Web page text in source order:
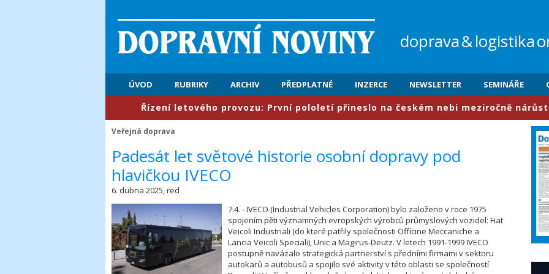
doprava&logistika
ÚVOD RUBRIKY ARCHIV PŘEDPLATNÉ INZERCE NEWSLETTER SEMINÁŘE
​Řízení letového provozu: První pololetí přineslo na českém nebi meziročně nárůst provozu o
Veřejná doprava
​Padesát let světové historie osobní dopravy pod
hlavičkou IVECO
6. dubna 2025, red
7.4. - IVECO (Industrial Vehicles Corporation) bylo založeno v roce 1975
spojením pěti významných evropských výrobců průmyslových vozidel: Fiat
Veicoli Industriali (do které patřily společnosti Officine Meccaniche a
Lancia Veicoli Speciali), Unic a Magirus-Deutz. V letech 1991-1999 IVECO
postupně navázalo strategická partnerství s předními firmami v sektoru
autokarů a autobusů a spojilo své aktivity v této oblasti se společností